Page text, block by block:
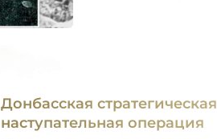
Донбасская стратегическая
наступательная операция